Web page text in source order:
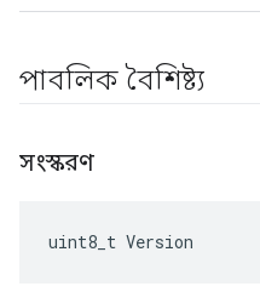
পাবলিক বৈশিষ্ট্য
সংস্করণ
uint8_t Version